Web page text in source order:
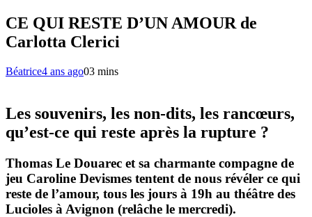
CE QUI RESTE D’UN AMOUR de
Carlotta Clerici
Béatrice4 ans ago03 mins
Les souvenirs, les non-dits, les rancœurs,
qu’est-ce qui reste après la rupture ?
Thomas Le Douarec et sa charmante compagne de
jeu Caroline Devismes tentent de nous révéler ce qui
reste de l’amour, tous les jours à 19h au théâtre des
Lucioles à Avignon (relâche le mercredi).